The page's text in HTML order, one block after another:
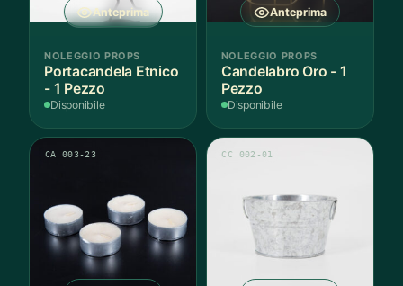
Anteprima
NOLEGGIO PROPS
Portacandela Etnico
- 1 Pezzo
Disponibile
Anteprima
NOLEGGIO PROPS
Candelabro Oro - 1
Pezzo
Disponibile
CA 003-23 CC 002-01